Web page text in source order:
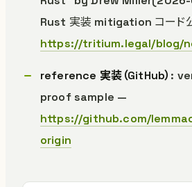
Rust 実装 mitigation コード
https://tritium.legal/blog/
reference 実装（GitHub） :
proof sample —
https://github.com/
origin